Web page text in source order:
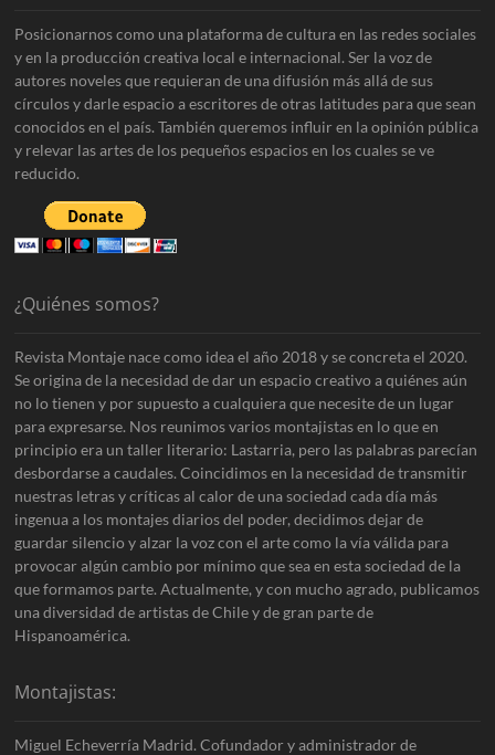
Posicionarnos como una plataforma de cultura en las redes sociales
y en la producción creativa local e internacional. Ser la voz de
autores noveles que requieran de una difusión más allá de sus
círculos y darle espacio a escritores de otras latitudes para que sean
conocidos en el país. También queremos influir en la opinión pública
y relevar las artes de los pequeños espacios en los cuales se ve
reducido.
¿Quiénes somos?
Revista Montaje nace como idea el año 2018 y se concreta el 2020.
Se origina de la necesidad de dar un espacio creativo a quiénes aún
no lo tienen y por supuesto a cualquiera que necesite de un lugar
para expresarse. Nos reunimos varios montajistas en lo que en
principio era un taller literario: Lastarria, pero las palabras parecían
desbordarse a caudales. Coincidimos en la necesidad de transmitir
nuestras letras y críticas al calor de una sociedad cada día más
ingenua a los montajes diarios del poder, decidimos dejar de
guardar silencio y alzar la voz con el arte como la vía válida para
provocar algún cambio por mínimo que sea en esta sociedad de la
que formamos parte. Actualmente, y con mucho agrado, publicamos
una diversidad de artistas de Chile y de gran parte de
Hispanoamérica.
Montajistas:
Miguel Echeverría Madrid. Cofundador y administrador de